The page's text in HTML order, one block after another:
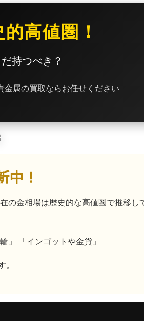
高値圏！
持つべき？
金属の買取ならお任せください
中！
の金相場は歴史的な高値圏で推移し
」 「インゴットや金貨」
。